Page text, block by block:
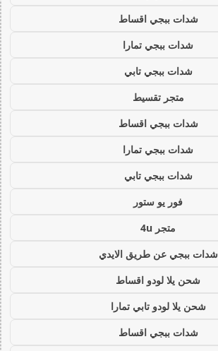
شدات ببجي اقساط
شدات ببجي تمارا
شدات ببجي تابي
متجر تقسيط
شدات ببجي اقساط
شدات ببجي تمارا
شدات ببجي تابي
فور يو ستور
متجر 4u
شدات ببجي عن طريق الايدي
شحن يلا لودو اقساط
شحن يلا لودو تابي تمارا
شدات ببجي اقساط